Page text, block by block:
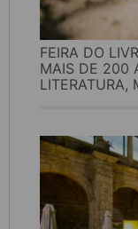
FEIRA DO
MAIS DE 200
LITERATURA,